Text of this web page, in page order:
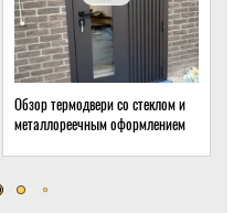
Обзор термодвери с ковкой и
стеклом для подвала частного